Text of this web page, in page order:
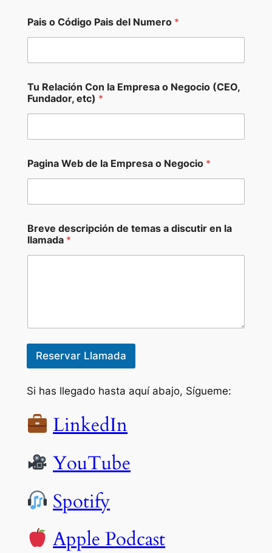
Pais o Código Pais del Numero *
e
l
E
p
e
s
a
Tu Relación Con la Empresa o Negocio (CEO,
Fundador, etc) *
Pagina Web de la Empresa o Negocio *
Breve descripción de temas a discutir en la
llamada *
Reservar Llamada
Si has llegado hasta aquí abajo, Sígueme:
LinkedIn
YouTube
Spotify
Apple Podcast